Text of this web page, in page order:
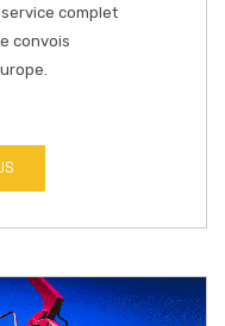
complet
convois